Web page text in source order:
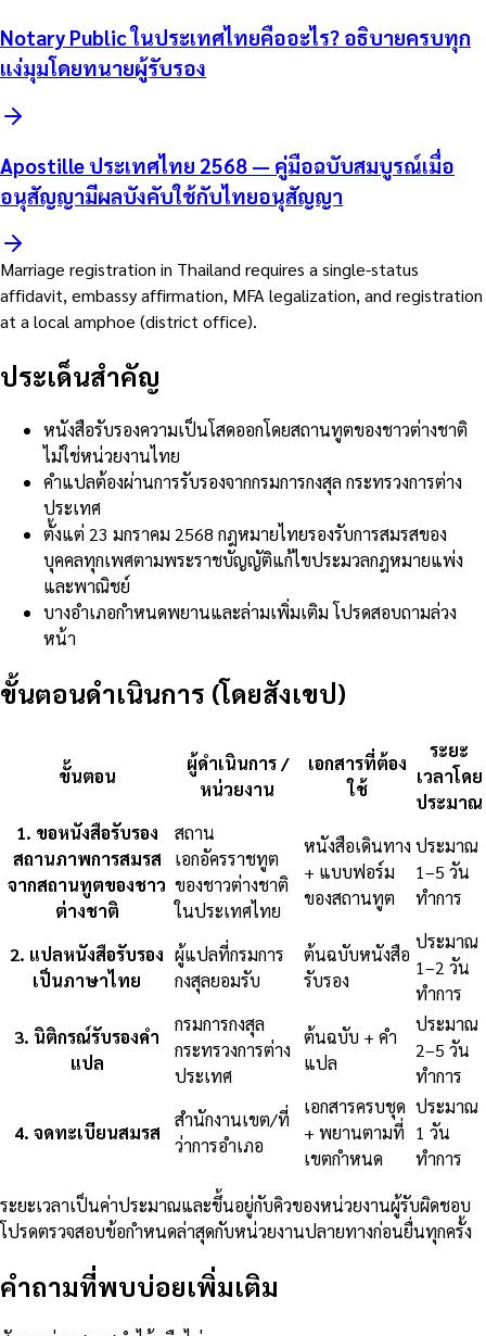
Notary Public ในประเทศไทยคืออะไร? อธิบายครบทุก
แง่มุมโดยทนายผู้รับรอง
Apostille ประเทศไทย 2568 — คู่มือฉบับสมบูรณ์เมื่อ
อนุสัญญามีผลบังคับใช้กับไทยอนุสัญญา
Marriage registration in Thailand requires a single-status
affidavit, embassy affirmation, MFA legalization, and registration
at a local amphoe (district office).
ประเด็นสำคัญ
หนังสือรับรองความเป็นโสดออกโดยสถานทูตของชาวต่างชาติ
ไม่ใช่หน่วยงานไทย
คำแปลต้องผ่านการรับรองจากกรมการกงสุล กระทรวงการต่าง
ประเทศ
ตั้งแต่ 23 มกราคม 2568 กฎหมายไทยรองรับการสมรสของ
บุคคลทุกเพศตามพระราชบัญญัติแก้ไขประมวลกฎหมายแพ่ง
และพาณิชย์
บางอำเภอกำหนดพยานและล่ามเพิ่มเติม โปรดสอบถามล่วง
หน้า
ขั้นตอนดำเนินการ (โดยสังเขป)
ขั้นตอน
ผู้ดำเนินการ /
หน่วยงาน
เอกสารที่ต้อง
ใช้
ระยะ
เวลาโดย
ประมาณ
1. ขอหนังสือรับรอง
สถานภาพการสมรส
จากสถานทูตของชาว
ต่างชาติ
สถาน
เอกอัครราชทูต
ของชาวต่างชาติ
ในประเทศไทย
หนังสือเดินทาง
+ แบบฟอร์ม
ของสถานทูต
ประมาณ
1–5 วัน
ทำการ
2. แปลหนังสือรับรอง
เป็นภาษาไทย
ผู้แปลที่กรมการ
กงสุลยอมรับ
ต้นฉบับหนังสือ
รับรอง
ประมาณ
1–2 วัน
ทำการ
3. นิติกรณ์รับรองคำ
แปล
กรมการกงสุล
กระทรวงการต่าง
ประเทศ
ต้นฉบับ + คำ
แปล
ประมาณ
2–5 วัน
ทำการ
4. จดทะเบียนสมรส
สำนักงานเขต/ที่
ว่าการอำเภอ
เอกสารครบชุด
+ พยานตามที่
เขตกำหนด
ประมาณ
1 วัน
ทำการ
ระยะเวลาเป็นค่าประมาณและขึ้นอยู่กับคิวของหน่วยงานผู้รับผิดชอบ
โปรดตรวจสอบข้อกำหนดล่าสุดกับหน่วยงานปลายทางก่อนยื่นทุกครั้ง
คำถามที่พบบ่อยเพิ่มเติม